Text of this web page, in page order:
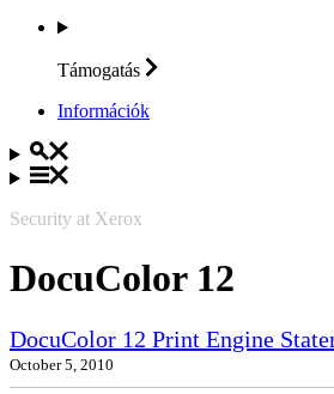
Támogatás
Információk
Security at Xerox
DocuColor 12
DocuColor 12 Print Engine
October 5, 2010